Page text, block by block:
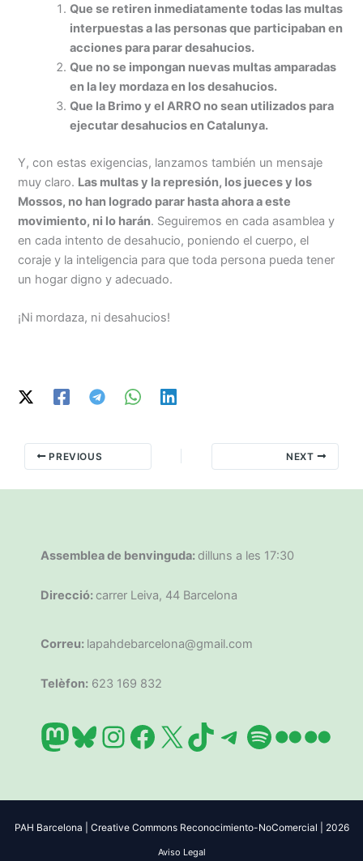
Que se retiren inmediatamente todas las multas
interpuestas a las personas que participaban en
acciones para parar desahucios.
Que no se impongan nuevas multas amparadas
en la ley mordaza en los desahucios.
Que la Brimo y el ARRO no sean utilizados para
ejecutar desahucios en Catalunya.
Y, con estas exigencias, lanzamos también un mensaje
muy claro. Las multas y la represión, los jueces y los
Mossos, no han logrado parar hasta ahora a este
movimiento, ni lo harán. Seguiremos en cada asamblea y
en cada intento de desahucio, poniendo el cuerpo, el
coraje y la inteligencia para que toda persona pueda tener
un hogar digno y adecuado.
¡Ni mordaza, ni desahucios!
PREVIOUS NEXT
Assemblea de benvinguda: dilluns a les 17:30
Direcció: carrer Leiva, 44 Barcelona
Correu: lapahdebarcelona@gmail.com
Telèfon: 623 169 832
Mastodon
Bluesky
Instagram
Facebook
X TikTok
Telegram
Spotify
Flickr
PAH Barcelona | Creative Commons Reconocimiento-NoComercial | 2026
Aviso Legal